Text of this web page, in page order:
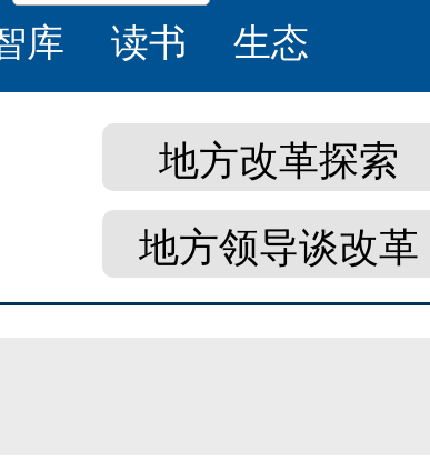
库 读书 生态
地方改革探索
地方领导谈改革